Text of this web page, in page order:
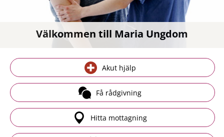
Välkommen till Maria Ungdom
Akut hjälp
Få rådgivning
Hitta mottagning